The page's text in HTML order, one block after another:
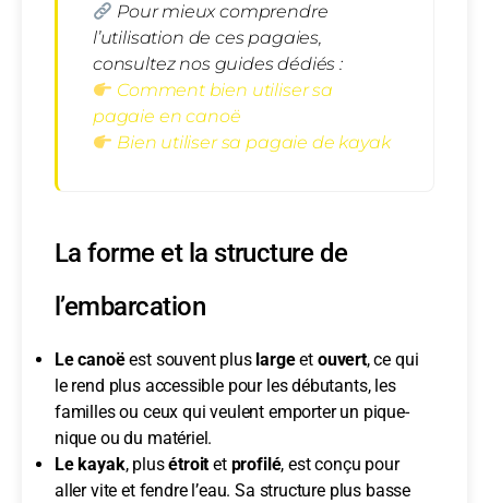
Pour mieux comprendre
l’utilisation de ces pagaies,
consultez nos guides dédiés :
Comment bien utiliser sa
pagaie en canoë
Bien utiliser sa pagaie de kayak
La forme et la structure de
l’embarcation
Le canoëest souvent plus largeet ouvert, ce qui
le rend plus accessible pour les débutants, les
familles ou ceux qui veulent emporter un pique-
nique ou du matériel.
Le kayak, plusétroit et profilé, est conçu pour
aller vite et fendre l’eau. Sa structure plus basse